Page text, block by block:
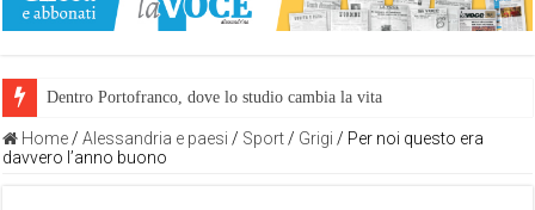
Dentro Portofranco, dove lo studio cambia la vita
Home / Alessandria e paesi / Sport / Grigi / Per noi questo era
davvero l’anno buono